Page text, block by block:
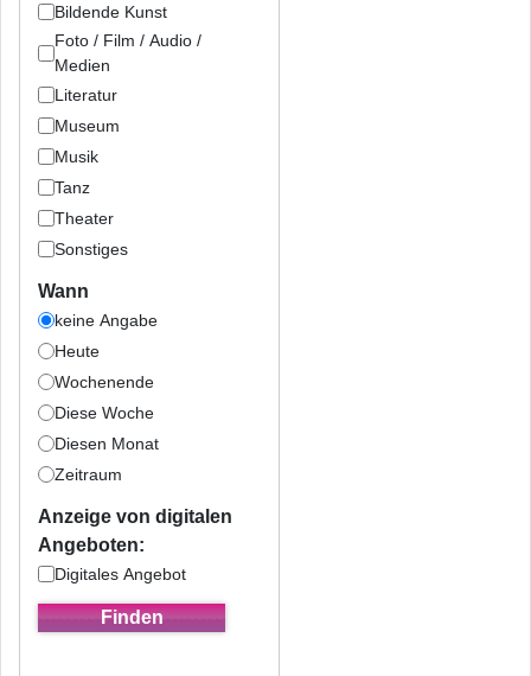
Bildende Kunst
Foto / Film / Audio /
Medien
Literatur
Museum
Musik
Tanz
Theater
Sonstiges
Wann
keine Angabe
Heute
Wochenende
Diese Woche
Diesen Monat
Zeitraum
Anzeige von digitalen
Angeboten:
Digitales Angebot